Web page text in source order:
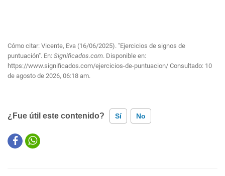
Cómo citar: Vicente, Eva (16/06/2025). "Ejercicios de signos de
puntuación". En: Significados.com. Disponible en:
https://www.significados.com/ejercicios-de-puntuacion/ Consultado: 10
de agosto de 2026, 06:18 am.
¿Fue útil este contenido? Sí No
Este contenido contiene información incorrecta